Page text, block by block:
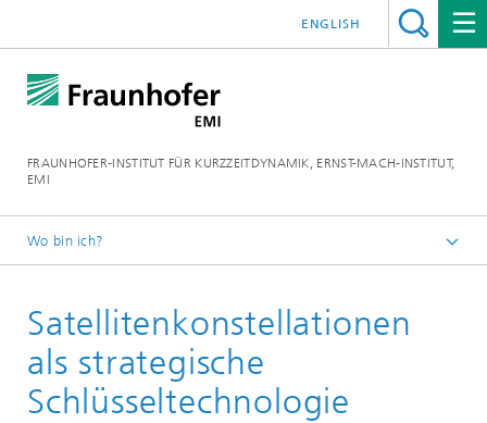
FRAUNHOFER-INSTITUT FÜR KURZZEITDYNAMIK, ERNST-MACH-INSTITUT,
EMI
ENGLISH
Wo bin ich?
Geschäftsfelder
Forschung
Satellitenkonstellationen
als strategische
Schlüsseltechnologie